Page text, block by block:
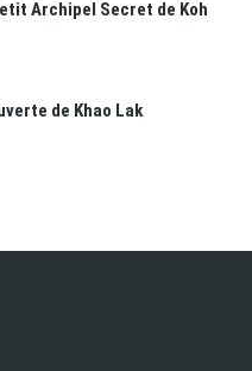
Archipel Secret de Koh
de Khao Lak